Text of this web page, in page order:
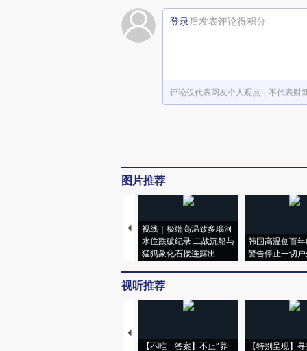
登录后发表评论得积分
评论仅代表网友个人观点，不代表财
图片推荐
视线｜极端高温致多瑙河
水位跌破纪录 二战沉船与
猛犸象化石接连露出
韩国高温创百
警告停止一切
视听推荐
【不唯一答案】不止“养
【特别呈现】